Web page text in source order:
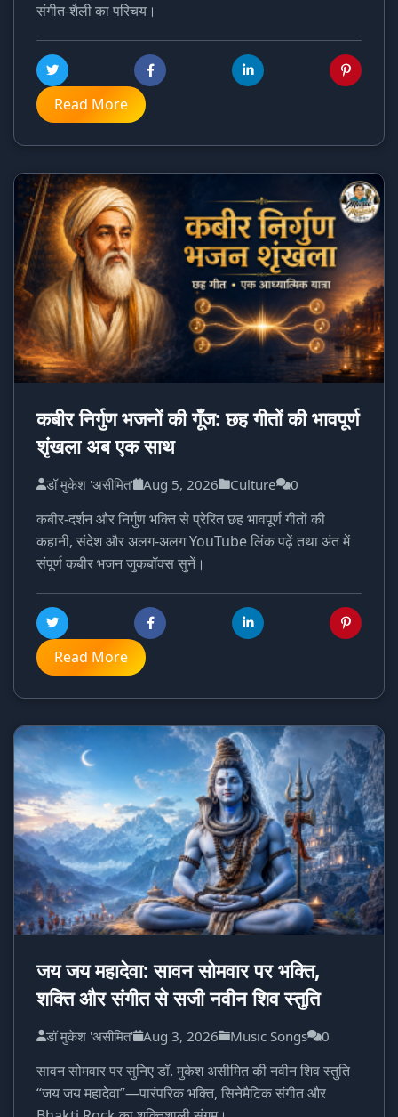
संगीत-शैली का परिचय।
Read More
कबीर निर्गुण भजनों की गूँज: छह गीतों की भावपूर्ण
शृंखला अब एक साथ
डॉ मुकेश 'असीमित' Aug 5, 2026 Culture 0
कबीर-दर्शन और निर्गुण भक्ति से प्रेरित छह भावपूर्ण गीतों की
कहानी, संदेश और अलग-अलग YouTube लिंक पढ़ें तथा अंत में
संपूर्ण कबीर भजन जुकबॉक्स सुनें।
Read More
जय जय महादेवा: सावन सोमवार पर भक्ति,
शक्ति और संगीत से सजी नवीन शिव स्तुति
डॉ मुकेश 'असीमित' Aug 3, 2026 Music Songs 0
सावन सोमवार पर सुनिए डॉ. मुकेश असीमित की नवीन शिव स्तुति
“जय जय महादेवा”—पारंपरिक भक्ति, सिनेमैटिक संगीत और